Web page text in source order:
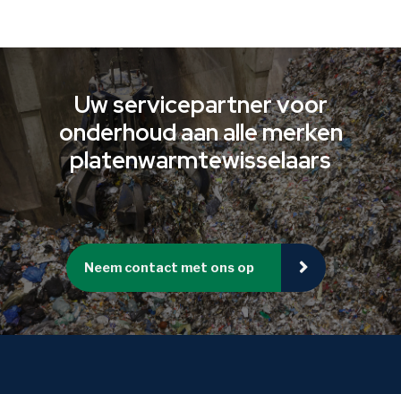
Uw servicepartner voor
onderhoud aan alle merken
platenwarmtewisselaars
Neem contact met ons op